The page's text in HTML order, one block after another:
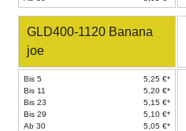
GLD400-1120 Banana
joe
Bis 5
5,25 €*
Bis 11
5,20 €*
Bis 23
5,15 €*
Bis 29
5,10 €*
Ab 30
5,05 €*